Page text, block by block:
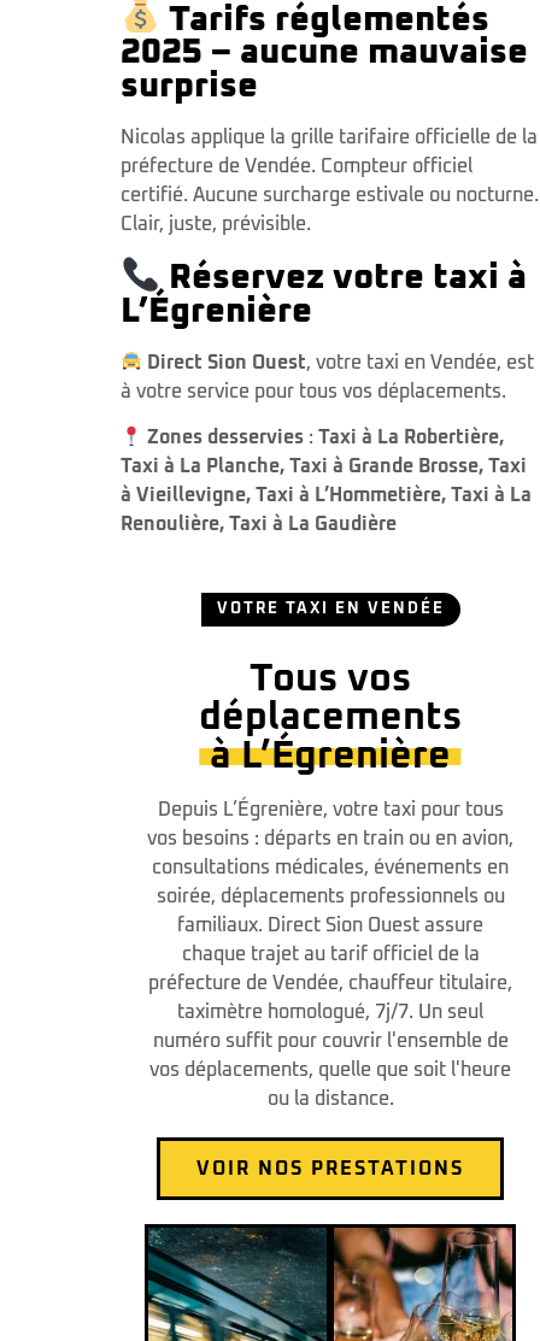
Tarifs réglementés
2025 – aucune mauvaise
surprise
Nicolas applique la grille tarifaire officielle de la
préfecture de Vendée. Compteur officiel
certifié. Aucune surcharge estivale ou nocturne.
Clair, juste, prévisible.
Réservez votre taxi à
L’Égrenière
Direct Sion Ouest, votre taxi en Vendée, est
à votre service pour tous vos déplacements.
Zones desservies :Taxi à La Robertière,
Taxi à La Planche, Taxi à Grande Brosse, Taxi
à Vieillevigne, Taxi à L’Hommetière, Taxi à La
Renoulière, Taxi à La Gaudière
VOTRE TAXI EN VENDÉE
Tous vos
déplacements
à L’Égrenière
Depuis L’Égrenière, votre taxi pour tous
vos besoins : départs en train ou en avion,
consultations médicales, événements en
soirée, déplacements professionnels ou
familiaux. Direct Sion Ouest assure
chaque trajet au tarif officiel de la
préfecture de Vendée, chauffeur titulaire,
taximètre homologué, 7j/7. Un seul
numéro suffit pour couvrir l'ensemble de
vos déplacements, quelle que soit l'heure
ou la distance.
VOIR NOS PRESTATIONS